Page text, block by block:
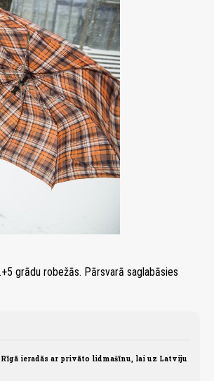
grādu robežās. Pārsvarā saglabāsies
ieradās ar privāto lidmašīnu, lai uz Latviju